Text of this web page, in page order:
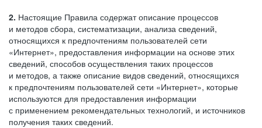
2. Настоящие Правила содержат описание процессов
и методов сбора, систематизации, анализа сведений,
относящихся к предпочтениям пользователей сети
«Интернет», предоставления информации на основе этих
сведений, способов осуществления таких процессов
и методов, а также описание видов сведений, относящихся
к предпочтениям пользователей сети «Интернет», которые
используются для предоставления информации
с применением рекомендательных технологий, и источников
получения таких сведений.